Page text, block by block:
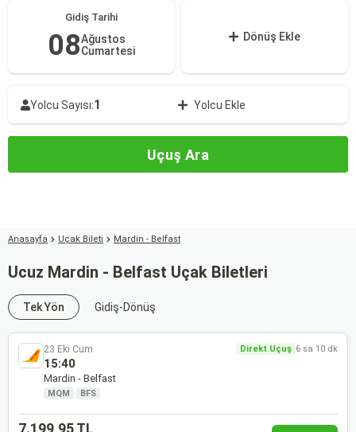
Gidiş Tarihi
08Ağustos
Cumartesi
Dönüş Ekle
Yolcu Sayısı:1 Yolcu Ekle
Uçuş Ara
Anasayfa Uçak Bileti Mardin - Belfast
Ucuz Mardin - Belfast Uçak Biletleri
Tek Yön Gidiş-Dönüş
23 Eki Cum Direkt Uçuş 6 sa 10 dk
15:40
Mardin - Belfast
MQM · BFS
7.199,95 TL